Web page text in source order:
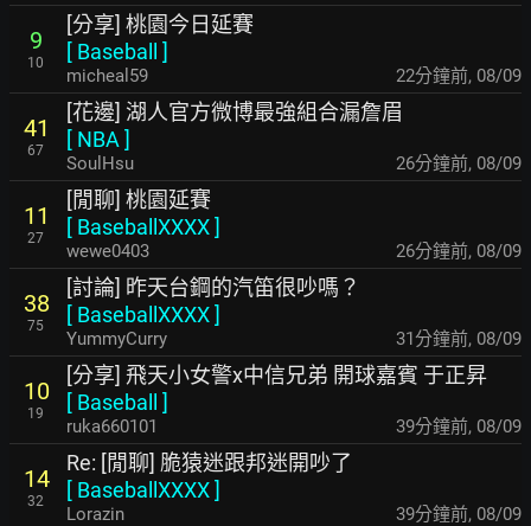
9
10
[分享] 桃園今日延賽
[ Baseball ]
micheal59 22分鐘前, 08/09
41
67
[花邊] 湖人官方微博最強組合漏詹眉
[ NBA ]
SoulHsu 26分鐘前, 08/09
11
27
[閒聊] 桃園延賽
[ BaseballXXXX]
wewe0403 26分鐘前, 08/09
38
75
[討論] 昨天台鋼的汽笛很吵嗎？
[ BaseballXXXX]
YummyCurry 31分鐘前, 08/09
10
19
[分享] 飛天小女警x中信兄弟 開球嘉賓 于正昇
[ Baseball ]
ruka660101 39分鐘前, 08/09
14
32
Re: [閒聊] 脆猿迷跟邦迷開吵了
[ BaseballXXXX]
Lorazin 39分鐘前, 08/09